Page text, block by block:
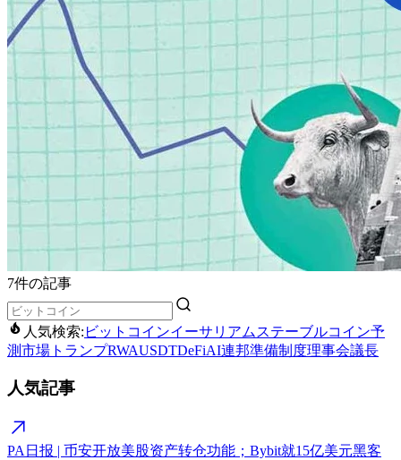
7件の記事
人気検索: ビットコインイーサリアム ステーブルコイン予
測市場 トランプRWAUSDTDeFiAI連邦準備制度理事会議長
人気記事
PA日报 | 币安开放美股资产转仓功能；Bybit就15亿美元黑客